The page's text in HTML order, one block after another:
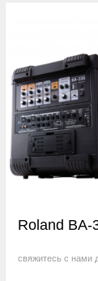
Roland BA-
свяжитесь с нами